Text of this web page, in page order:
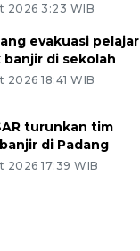
2026 3:23 WIB
evakuasi pelajar
di sekolah
2026 18:41 WIB
turunkan tim
di Padang
2026 17:39 WIB